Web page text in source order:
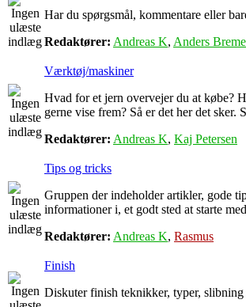
Har du spørgsmål, kommentare eller
Redaktører: Andreas K, Anders
Værktøj/maskiner
Hvad for et jern overvejer du at købe?
gerne vise frem? Så er det her det
Redaktører: Andreas K, Kaj Petersen
Tips og tricks
Gruppen der indeholder artikler, gode
informationer i, et godt sted at starte
Redaktører: Andreas K, Rasmus
Finish
Diskuter finish teknikker, typer,